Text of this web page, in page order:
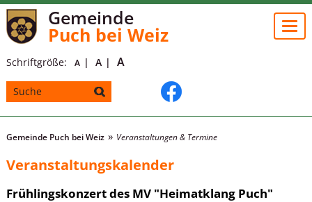
Gemeinde
Puch bei Weiz
Schriftgröße: A A A
Gemeinde Puch bei Weiz Veranstaltungen & Termine
Veranstaltungskalender
Frühlingskonzert des MV "Heimatklang Puch"